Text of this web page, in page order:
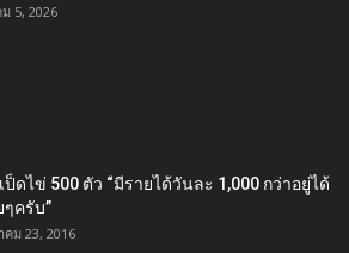
5, 2026
ป็ดไข่ 500 ตัว “มีรายได้วันละ 1,000 กว่าอยู่ได้
ๆครับ”
ม 23, 2016